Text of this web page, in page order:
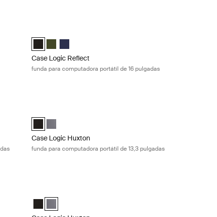
Rosa azura/azul
Sleeve Grafito
Pro® Sleeve Pop Rock (selected)
Case Logic Reflect 16" Laptop Sleeve Negro (selected)
Case Logic Reflect 16" Laptop Sleeve Verde
Case Logic Reflect 16" Laptop Sleeve Dark Blue
Case Logic Reflect
funda para computadora portátil de 16 pulgadas
VerdeDark Blue (selected)
Case Logic Huxton 13.3" Laptop Sleeve Negro (selected)
Case Logic Huxton 13.3" Laptop Sleeve Grafito
Case Logic Huxton
funda para computadora portátil de 13,3 pulgadas
(selected)
Grafito Case Logic Huxton 14" Laptop Sleeve Negro
Case Logic Huxton 14" Laptop Sleeve Grafito (selected)